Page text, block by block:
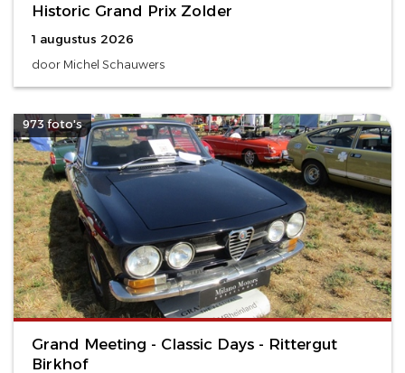
Historic Grand Prix Zolder
1 augustus 2026
door Michel Schauwers
973 foto's
Grand Meeting - Classic Days - Rittergut
Birkhof